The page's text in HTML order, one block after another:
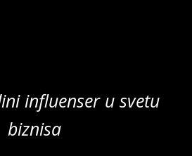
influenser u svetu
biznisa